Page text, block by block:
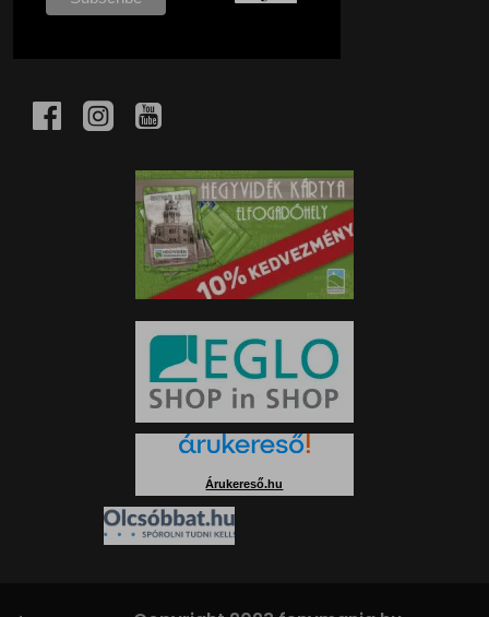
Árukereső.hu